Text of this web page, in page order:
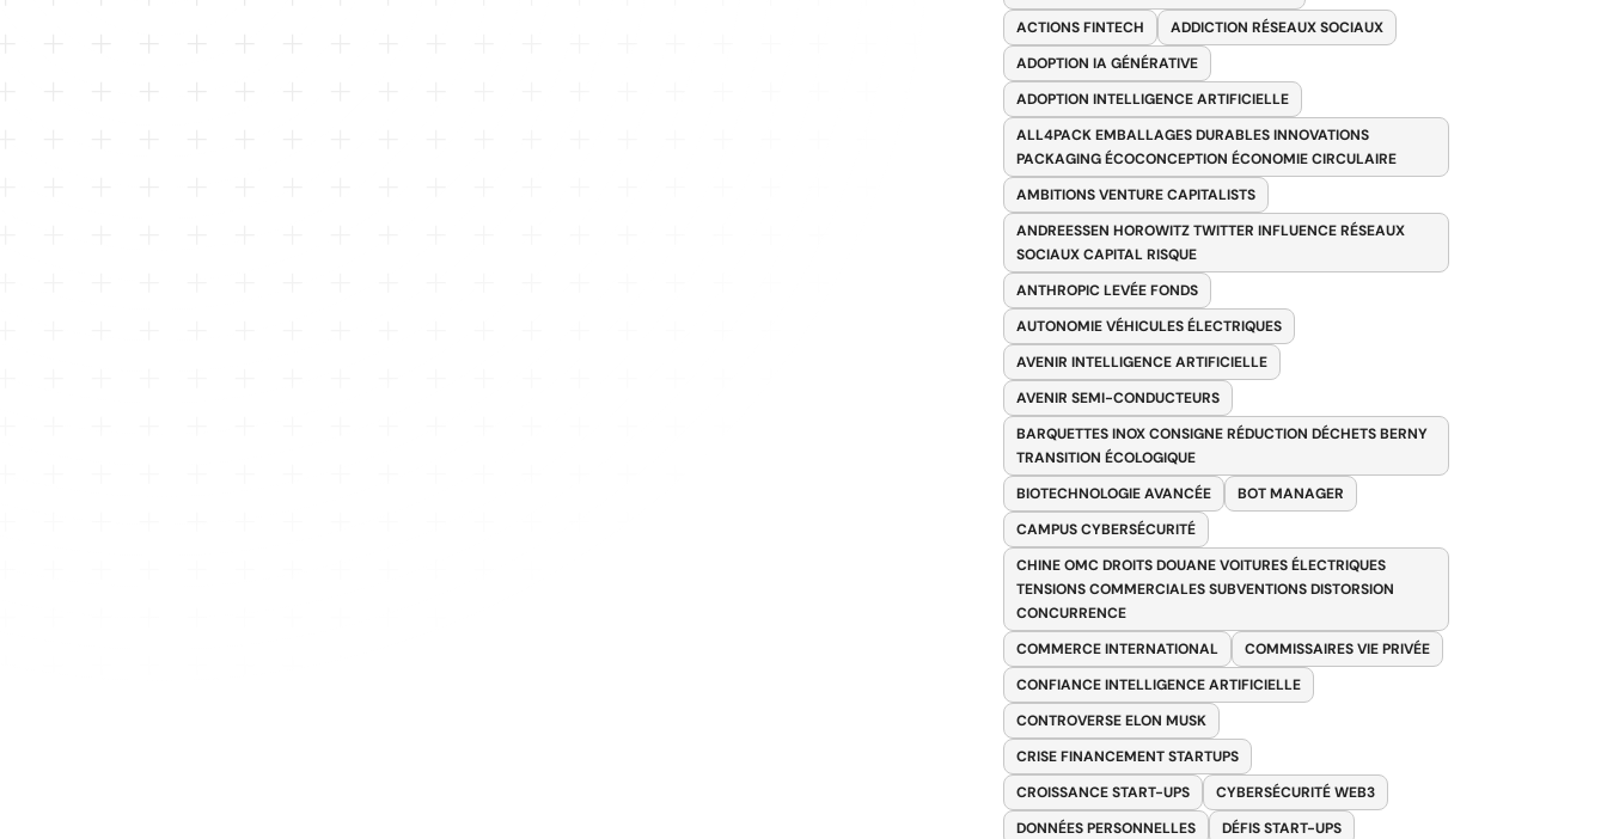
ACTIONS FINTECH
ADDICTION RÉSEAUX SOCIAUX
ADOPTION IA GÉNÉRATIVE
ADOPTION INTELLIGENCE ARTIFICIELLE
ALL4PACK EMBALLAGES DURABLES INNOVATIONS
PACKAGING ÉCOCONCEPTION ÉCONOMIE CIRCULAIRE
AMBITIONS VENTURE CAPITALISTS
ANDREESSEN HOROWITZ TWITTER INFLUENCE RÉSEAUX
SOCIAUX CAPITAL RISQUE
ANTHROPIC LEVÉE FONDS
AUTONOMIE VÉHICULES ÉLECTRIQUES
AVENIR INTELLIGENCE ARTIFICIELLE
AVENIR SEMI-CONDUCTEURS
BARQUETTES INOX CONSIGNE RÉDUCTION DÉCHETS BERNY
TRANSITION ÉCOLOGIQUE
BIOTECHNOLOGIE AVANCÉE
BOT MANAGER
CAMPUS CYBERSÉCURITÉ
CHINE OMC DROITS DOUANE VOITURES ÉLECTRIQUES
TENSIONS COMMERCIALES SUBVENTIONS DISTORSION
CONCURRENCE
COMMERCE INTERNATIONAL
COMMISSAIRES VIE PRIVÉE
CONFIANCE INTELLIGENCE ARTIFICIELLE
CONTROVERSE ELON MUSK
CRISE FINANCEMENT STARTUPS
CROISSANCE START-UPS
CYBERSÉCURITÉ WEB3
DONNÉES PERSONNELLES
DÉFIS START-UPS